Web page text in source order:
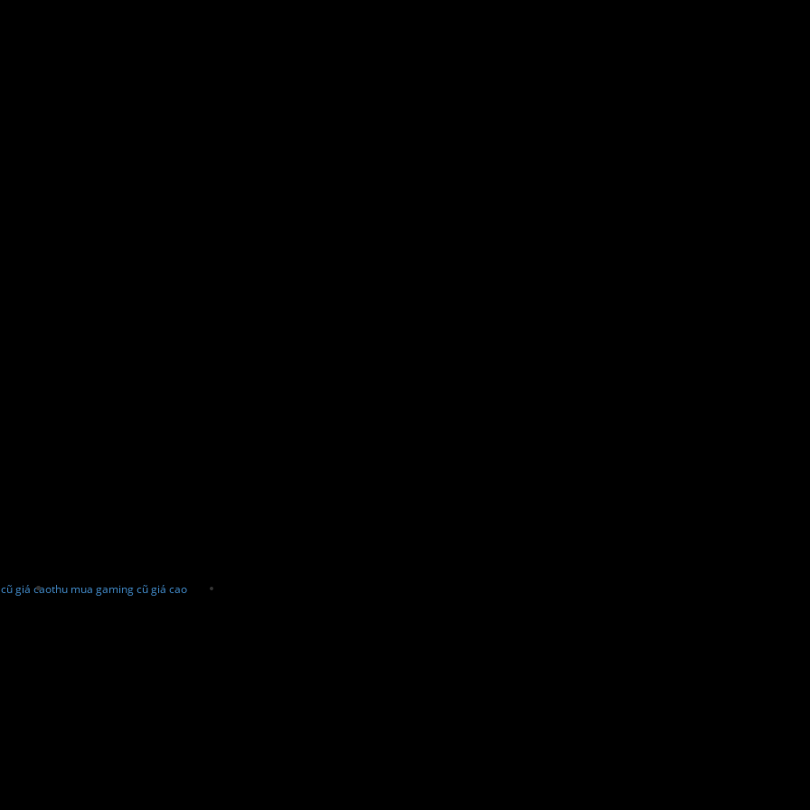
giá caothu mua gaming cũ giá cao